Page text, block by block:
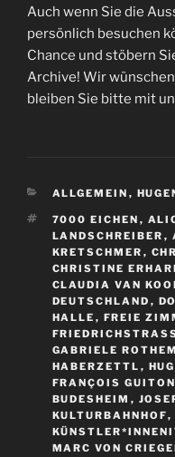
Auch wenn Sie die
persönlich besuchen
Chance und stöbern
Archive! Wir
bleiben Sie bitte mit
KATEGORIEN
ALLGEMEIN ,
SCHLAGWÖRTER
7000 EICHEN ,
LANDSCHREIBER ,
KRETSCHMER ,
CHRISTINE
CLAUDIA VAN
DEUTSCHLAND ,
HALLE , FREIE
GABRIELE
HABERZETTL ,
FRANÇOIS GUITON
BUDESHEIM ,
KULTURBAHNHOF,
MARC VON